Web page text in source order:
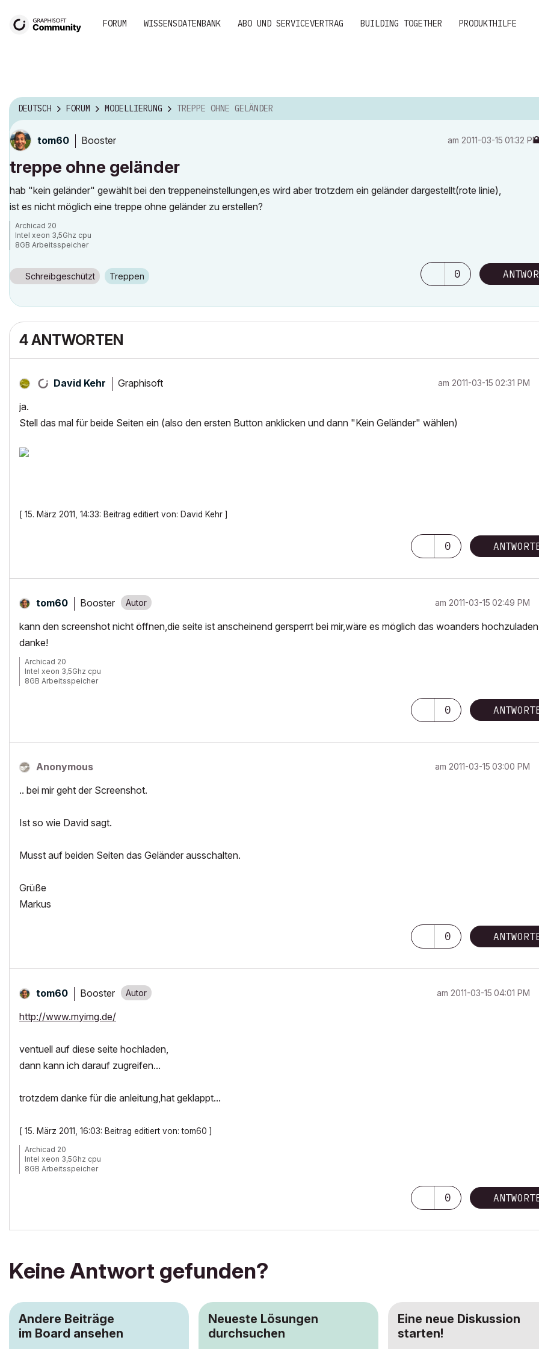
FORUM WISSENSDATENBANK ABO UND SERVICEVERTRAG BUILDING TOGETHER PRODUKTHILFE
DEUTSCH FORUM MODELLIERUNG TREPPE OHNE GELÄNDER
tom60 Booster am ‎2011-03-15 01:32 PM
treppe ohne geländer
hab "kein geländer" gewählt bei den treppeneinstellungen,es wird aber trotzdem ein geländer dargestellt(rote linie),
ist es nicht möglich eine treppe ohne geländer zu erstellen?
Archicad 20
Intel xeon 3,5Ghz cpu
8GB Arbeitsspeicher
Schreibgeschützt Treppen 0
4 ANTWORTEN
David Kehr Graphisoft am ‎2011-03-15 02:31 PM
ja.
Stell das mal für beide Seiten ein (also den ersten Button anklicken und dann "Kein Geländer" wählen)
[ 15. März 2011, 14:33: Beitrag editiert von: David Kehr ]
0
tom60 Booster am ‎2011-03-15 02:49 PM
kann den screenshot nicht öffnen,die seite ist anscheinend gersperrt bei mir,wäre es möglich das woanders
danke!
Archicad 20
Intel xeon 3,5Ghz cpu
8GB Arbeitsspeicher
0
Anonymous am ‎2011-03-15 03:00 PM
.. bei mir geht der Screenshot.
Ist so wie David sagt.
Musst auf beiden Seiten das Geländer ausschalten.
Grüße
Markus
0
tom60 Booster am ‎2011-03-15 04:01 PM
http://www.myimg.de/
ventuell auf diese seite hochladen,
dann kann ich darauf zugreifen...
trotzdem danke für die anleitung,hat geklappt...
[ 15. März 2011, 16:03: Beitrag editiert von: tom60 ]
Archicad 20
Intel xeon 3,5Ghz cpu
8GB Arbeitsspeicher
0
Keine Antwort gefunden?
Andere Beiträge
im Board ansehen
Neueste Lösungen
durchsuchen
Eine neue Diskussion
starten!